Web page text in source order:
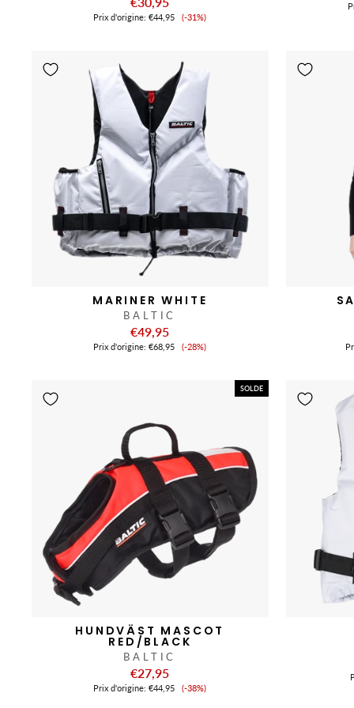
Prix ​​d'origine:€44,95
Prix
(-31%)
MARINER WHITE
BALTIC
€49,95
Prix ​​d'origine:€68,95
Prix
(-28%)
SOLDE
HUNDVÄST MASCOT
RED/BLACK
BALTIC
€27,95
Prix ​​d'origine:€44,95
Prix
(-38%)